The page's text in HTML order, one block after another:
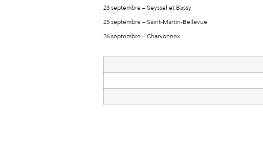
23 septembre – Seyssel et Bassy
25 septembre – Saint-Martin-Bellevue
26 septembre – Charvonnex